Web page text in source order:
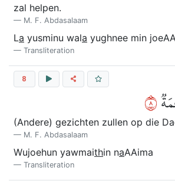
zal helpen.
M. F. Abdasalaam
La yusminu wala yughnee min joeAA
Transliteration
8
٨
(Andere) gezichten zullen op die
M. F. Abdasalaam
Wujoehun yawmaithin naAAima
Transliteration